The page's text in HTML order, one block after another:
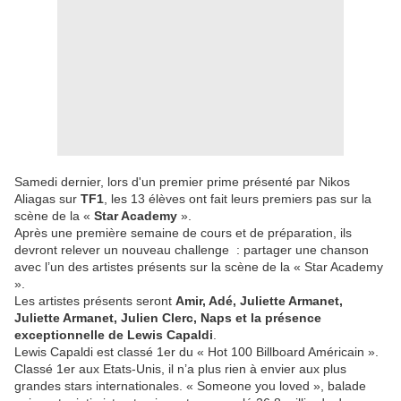
Samedi dernier, lors d'un premier prime présenté par Nikos
Aliagas sur TF1 , les 13 élèves ont fait leurs premiers pas sur la
scène de la « Star Academy ».
Après une première semaine de cours et de préparation, ils
devront relever un nouveau challenge : partager une chanson
avec l’un des artistes présents sur la scène de la « Star Academy
».
Les artistes présents seront Amir, Adé, Juliette Armanet,
Juliette Armanet, Julien Clerc, Naps et la présence
exceptionnelle de Lewis Capaldi
Lewis Capaldi est classé 1er du « Hot 100 Billboard Américain ».
Classé 1er aux Etats-Unis, il n’a plus rien à envier aux plus
grandes stars internationales. « Someone you loved », balade